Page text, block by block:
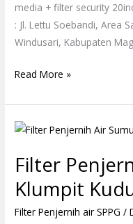
media + filter security
: Jl. Lettu Soebandi, Area
Windusari, Kabupaten
Read More »
Filter
Klumpit
Filter Penjernih air SPPG /
Filter
Air
Sumur
SPPG
Klumpit